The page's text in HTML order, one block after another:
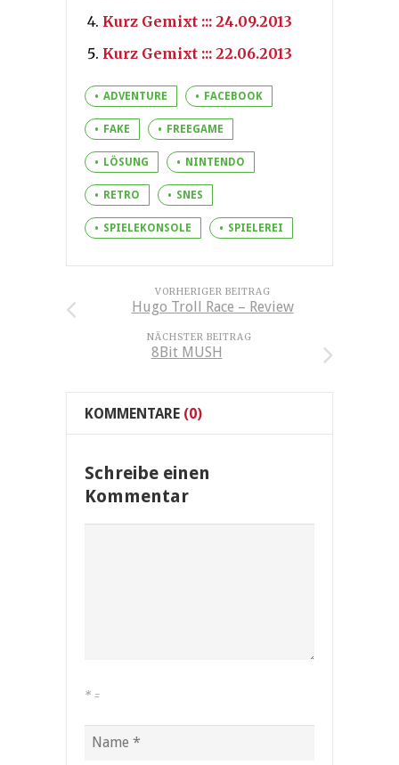
Kurz Gemixt ::: 24.09.2013
Kurz Gemixt ::: 22.06.2013
ADVENTURE FACEBOOK
FAKE FREEGAME
LÖSUNG NINTENDO
RETRO SNES
SPIELEKONSOLE SPIELEREI
VORHERIGER BEITRAG
Hugo Troll Race – Review
NÄCHSTER BEITRAG
8Bit MUSH
KOMMENTARE (0)
Schreibe einen
Kommentar
* =